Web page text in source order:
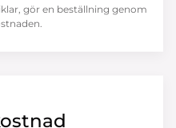
gör en beställning genom